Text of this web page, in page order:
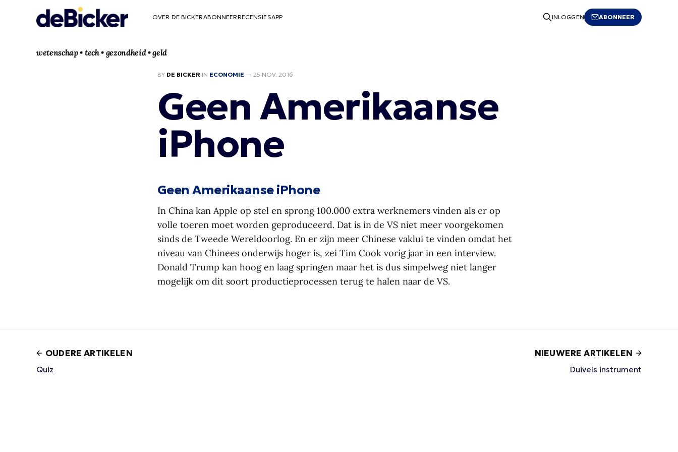
OVER DE BICKERABONNEERRECENSIESAPP INLOGGEN ABONNEER
wetenschap • tech • gezondheid • geld
BY DE BICKER IN ECONOMIE — 25 NOV. 2016
Geen Amerikaanse
iPhone
Geen Amerikaanse iPhone
In China kan Apple op stel en sprong 100.000 extra werknemers vinden als er op
volle toeren moet worden geproduceerd. Dat is in de VS niet meer voorgekomen
sinds de Tweede Wereldoorlog. En er zijn meer Chinese vaklui te vinden omdat het
niveau van Chinees onderwijs hoger is, zei Tim Cook vorig jaar in een interview.
Donald Trump kan hoog en laag springen maar het is dus simpelweg niet langer
mogelijk om dit soort productieprocessen terug te halen naar de VS.
OUDERE ARTIKELEN
Quiz
NIEUWERE ARTIKELEN
Duivels instrument